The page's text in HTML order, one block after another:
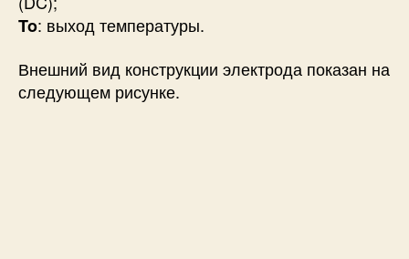
To: выход температуры.
Внешний вид конструкции электрода показан на
следующем рисунке.